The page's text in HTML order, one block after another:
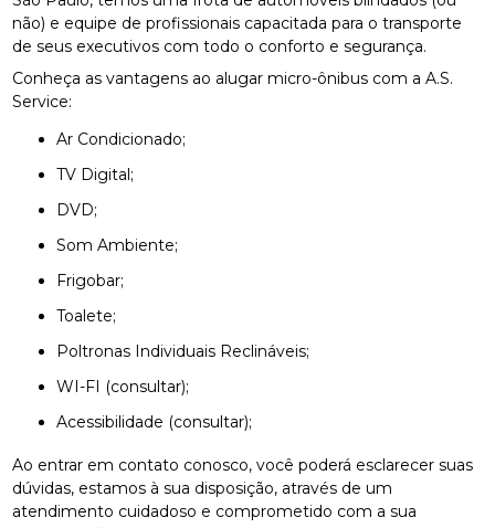
não) e equipe de profissionais capacitada para o transporte
de seus executivos com todo o conforto e segurança.
Conheça as vantagens ao alugar micro-ônibus com a A.S.
Service:
Ar Condicionado;
TV Digital;
DVD;
Som Ambiente;
Frigobar;
Toalete;
Poltronas Individuais Reclináveis;
WI-FI (consultar);
Acessibilidade (consultar);
Ao entrar em contato conosco, você poderá esclarecer suas
dúvidas, estamos à sua disposição, através de um
atendimento cuidadoso e comprometido com a sua